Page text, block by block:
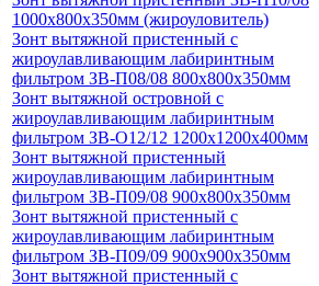
1000х800х350мм (жироуловитель)
Зонт вытяжной пристенный с
жироулавливающим лабиринтным
фильтром ЗВ-П08/08 800х800х350мм
Зонт вытяжной островной с
жироулавливающим лабиринтным
фильтром ЗВ-О12/12 1200х1200х400мм
Зонт вытяжной пристенный
жироулавливающим лабиринтным
фильтром ЗВ-П09/08 900х800х350мм
Зонт вытяжной пристенный с
жироулавливающим лабиринтным
фильтром ЗВ-П09/09 900х900х350мм
Зонт вытяжной пристенный с